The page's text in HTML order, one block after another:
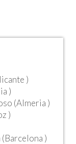
)
)
(Almeria )
)
)